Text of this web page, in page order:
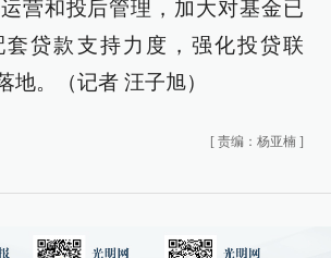
营和投后管理，加大对基金已
套贷款支持力度，强化投贷联
地。（记者 汪子旭）
[ 责编：杨亚楠 ]